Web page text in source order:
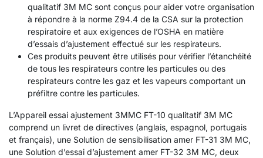
qualitatif 3M MC sont conçus pour aider votre organisation
à répondre à la norme Z94.4 de la CSA sur la protection
respiratoire et aux exigences de l’OSHA en matière
d’essais d’ajustement effectué sur les respirateurs.
Ces produits peuvent être utilisés pour vérifier l’étanchéité
de tous les respirateurs contre les particules ou des
respirateurs contre les gaz et les vapeurs comportant un
préfiltre contre les particules.
L’Appareil essai ajustement 3MMC FT-10 qualitatif 3M MC
comprend un livret de directives (anglais, espagnol, portugais
et français), une Solution de sensibilisation amer FT-31 3M MC,
une Solution d’essai d’ajustement amer FT-32 3M MC, deux